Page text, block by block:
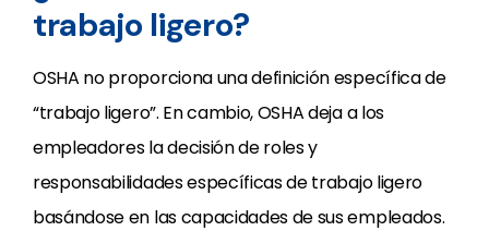
trabajo ligero?
OSHA no proporciona una definición específica de
“trabajo ligero”. En cambio, OSHA deja a los
empleadores la decisión de roles y
responsabilidades específicas de trabajo ligero
basándose en las capacidades de sus empleados.